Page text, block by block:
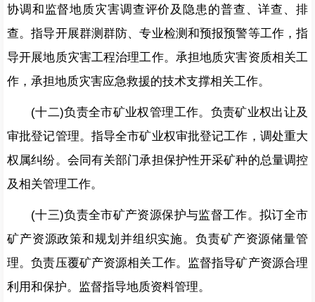
协调和监督地质灾害调查评价及隐患的普查、详查、排
查。指导开展群测群防、专业检测和预报预警等工作，指
导开展地质灾害工程治理工作。承担地质灾害资质相关工
作，承担地质灾害应急救援的技术支撑相关工作。
(十二)负责全市矿业权管理工作。负责矿业权出让及
审批登记管理。指导全市矿业权审批登记工作，调处重大
权属纠纷。会同有关部门承担保护性开采矿种的总量调控
及相关管理工作。
(十三)负责全市矿产资源保护与监督工作。拟订全市
矿产资源政策和规划并组织实施。负责矿产资源储量管
理。负责压覆矿产资源相关工作。监督指导矿产资源合理
利用和保护。监督指导地质资料管理。